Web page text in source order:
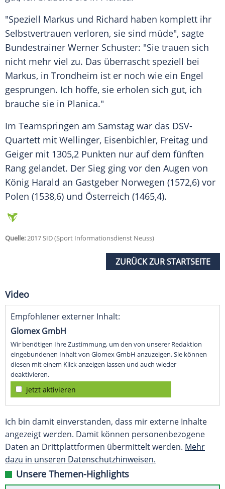
"Speziell Markus und Richard haben komplett ihr
Selbstvertrauen verloren, sie sind müde", sagte
Bundestrainer Werner Schuster: "Sie trauen sich
nicht mehr viel zu. Das überrascht speziell bei
Markus, in Trondheim ist er noch wie ein Engel
gesprungen. Ich hoffe, sie erholen sich gut, ich
brauche sie in Planica."
Im Teamspringen am Samstag war das DSV-
Quartett mit Wellinger, Eisenbichler, Freitag und
Geiger mit 1305,2 Punkten nur auf dem fünften
Rang gelandet. Der Sieg ging vor den Augen von
König Harald an Gastgeber Norwegen (1572,6) vor
Polen (1538,6) und Österreich (1465,4).
Quelle:2017 SID (Sport Informationsdienst Neuss)
ZURÜCK ZUR STARTSEITE
Video
Empfohlener externer Inhalt:
Glomex GmbH
Wir benötigen Ihre Zustimmung, um den von unserer Redaktion
eingebundenen Inhalt von Glomex GmbH anzuzeigen. Sie können
diesen mit einem Klick anzeigen lassen und auch wieder
deaktivieren.
jetzt aktivieren
Ich bin damit einverstanden, dass mir externe Inhalte
angezeigt werden. Damit können personenbezogene
Daten an Drittplattformen übermittelt werden. Mehr
dazu in unseren Datenschutzhinweisen.
Unsere Themen-Highlights